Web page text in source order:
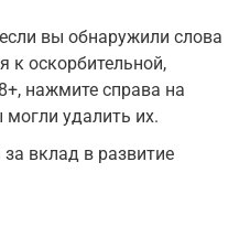
вы обнаружили слова
к оскорбительной,
нажмите справа на
удалить их.
вклад в развитие